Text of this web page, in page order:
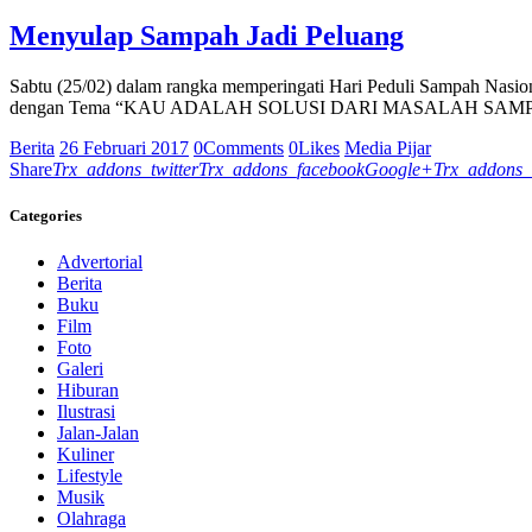
Menyulap Sampah Jadi Peluang
Sabtu (25/02) dalam rangka memperingati Hari Peduli Sampah
dengan Tema “KAU ADALAH SOLUSI DARI MASALAH
Berita 26 Februari 2017 0Comments 0Likes Media Pijar
ShareTrx_addons_twitterTrx_addons_facebookGoogle+
Categories
Advertorial
Berita
Buku
Film
Foto
Galeri
Hiburan
Ilustrasi
Jalan-Jalan
Kuliner
Lifestyle
Musik
Olahraga